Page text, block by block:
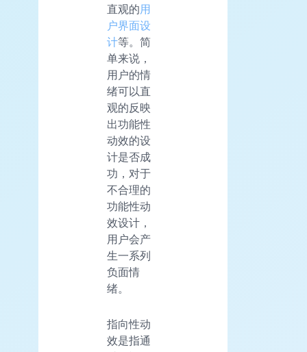
直观的用
户界面设
计等。简
单来说，
用户的情
绪可以直
观的反映
出功能性
动效的设
计是否成
功，对于
不合理的
功能性动
效设计，
用户会产
生一系列
负面情
绪。
指向性动
效是指通